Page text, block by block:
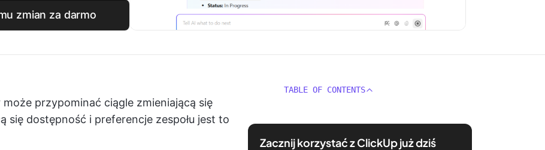
zmian za darmo
przypominać ciągle zmieniającą się
się dostępność i preferencje zespołu jest to
TABLE OF CONTENTS
Zacznij korzystać z ClickUp już dziś